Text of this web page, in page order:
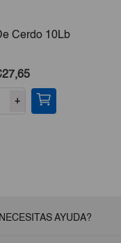
Cerdo 10Lb
+
AYUDA?